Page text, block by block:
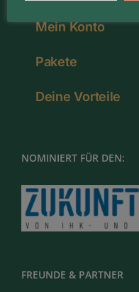
Mein Konto
Pakete
Deine Vorteile
NOMINIERT FÜR DEN:
FREUNDE & PARTNER